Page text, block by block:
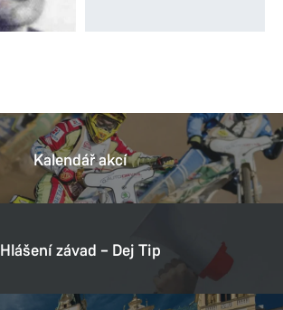
Kalendář akcí
Hlášení závad – Dej Tip